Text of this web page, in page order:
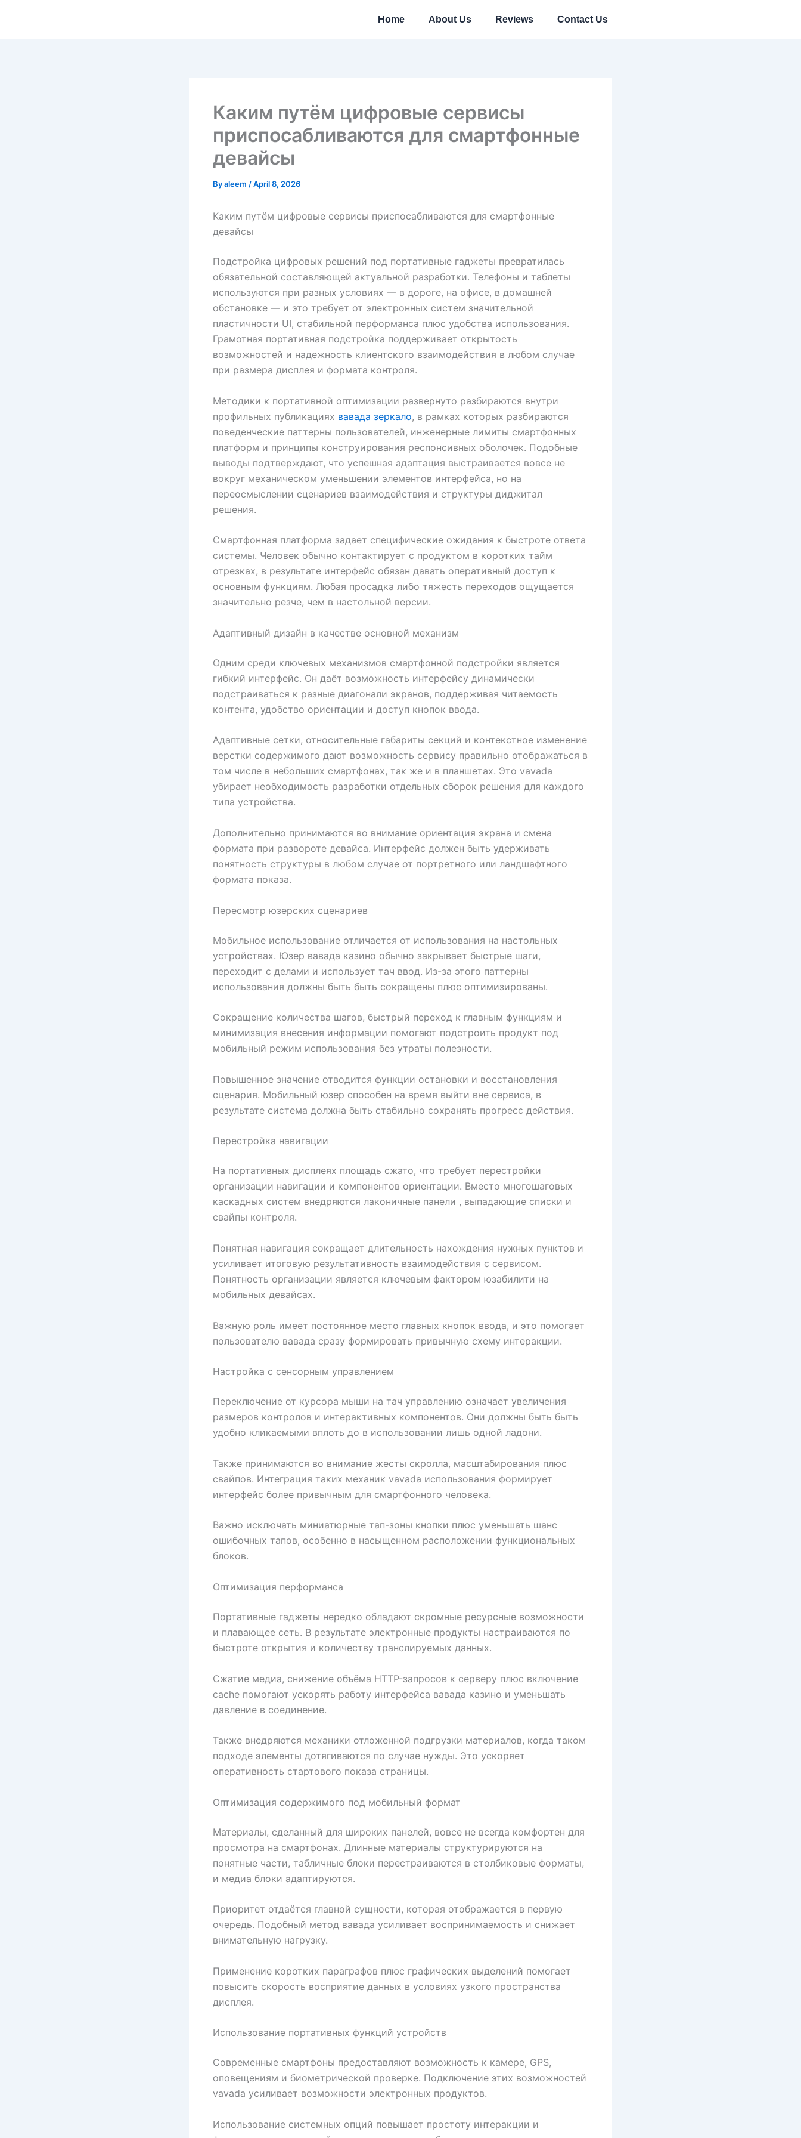
Home About Us Reviews Contact Us
Каким путём цифровые сервисы
приспосабливаются для смартфонные
девайсы
Byaleem /April 8, 2026
Каким путём цифровые сервисы приспосабливаются для смартфонные
девайсы
Подстройка цифровых решений под портативные гаджеты превратилась
обязательной составляющей актуальной разработки. Телефоны и таблеты
используются при разных условиях — в дороге, на офисе, в домашней
обстановке — и это требует от электронных систем значительной
пластичности UI, стабильной перформанса плюс удобства использования.
Грамотная портативная подстройка поддерживает открытость
возможностей и надежность клиентского взаимодействия в любом случае
при размера дисплея и формата контроля.
Методики к портативной оптимизации развернуто разбираются внутри
профильных публикациях вавада зеркало, в рамках которых разбираются
поведенческие паттерны пользователей, инженерные лимиты смартфонных
платформ и принципы конструирования респонсивных оболочек. Подобные
выводы подтверждают, что успешная адаптация выстраивается вовсе не
вокруг механическом уменьшении элементов интерфейса, но на
переосмыслении сценариев взаимодействия и структуры диджитал
решения.
Смартфонная платформа задает специфические ожидания к быстроте ответа
системы. Человек обычно контактирует с продуктом в коротких тайм
отрезках, в результате интерфейс обязан давать оперативный доступ к
основным функциям. Любая просадка либо тяжесть переходов ощущается
значительно резче, чем в настольной версии.
Адаптивный дизайн в качестве основной механизм
Одним среди ключевых механизмов смартфонной подстройки является
гибкий интерфейс. Он даёт возможность интерфейсу динамически
подстраиваться к разные диагонали экранов, поддерживая читаемость
контента, удобство ориентации и доступ кнопок ввода.
Адаптивные сетки, относительные габариты секций и контекстное изменение
верстки содержимого дают возможность сервису правильно отображаться в
том числе в небольших смартфонах, так же и в планшетах. Это vavada
убирает необходимость разработки отдельных сборок решения для каждого
типа устройства.
Дополнительно принимаются во внимание ориентация экрана и смена
формата при развороте девайса. Интерфейс должен быть удерживать
понятность структуры в любом случае от портретного или ландшафтного
формата показа.
Пересмотр юзерских сценариев
Мобильное использование отличается от использования на настольных
устройствах. Юзер вавада казино обычно закрывает быстрые шаги,
переходит с делами и использует тач ввод. Из-за этого паттерны
использования должны быть быть сокращены плюс оптимизированы.
Сокращение количества шагов, быстрый переход к главным функциям и
минимизация внесения информации помогают подстроить продукт под
мобильный режим использования без утраты полезности.
Повышенное значение отводится функции остановки и восстановления
сценария. Мобильный юзер способен на время выйти вне сервиса, в
результате система должна быть стабильно сохранять прогресс действия.
Перестройка навигации
На портативных дисплеях площадь сжато, что требует перестройки
организации навигации и компонентов ориентации. Вместо многошаговых
каскадных систем внедряются лаконичные панели , выпадающие списки и
свайпы контроля.
Понятная навигация сокращает длительность нахождения нужных пунктов и
усиливает итоговую результативность взаимодействия с сервисом.
Понятность организации является ключевым фактором юзабилити на
мобильных девайсах.
Важную роль имеет постоянное место главных кнопок ввода, и это помогает
пользователю вавада сразу формировать привычную схему интеракции.
Настройка с сенсорным управлением
Переключение от курсора мыши на тач управлению означает увеличения
размеров контролов и интерактивных компонентов. Они должны быть быть
удобно кликаемыми вплоть до в использовании лишь одной ладони.
Также принимаются во внимание жесты скролла, масштабирования плюс
свайпов. Интеграция таких механик vavada использования формирует
интерфейс более привычным для смартфонного человека.
Важно исключать миниатюрные тап-зоны кнопки плюс уменьшать шанс
ошибочных тапов, особенно в насыщенном расположении функциональных
блоков.
Оптимизация перформанса
Портативные гаджеты нередко обладают скромные ресурсные возможности
и плавающее сеть. В результате электронные продукты настраиваются по
быстроте открытия и количеству транслируемых данных.
Сжатие медиа, снижение объёма HTTP-запросов к серверу плюс включение
cache помогают ускорять работу интерфейса вавада казино и уменьшать
давление в соединение.
Также внедряются механики отложенной подгрузки материалов, когда таком
подходе элементы дотягиваются по случае нужды. Это ускоряет
оперативность стартового показа страницы.
Оптимизация содержимого под мобильный формат
Материалы, сделанный для широких панелей, вовсе не всегда комфортен для
просмотра на смартфонах. Длинные материалы структурируются на
понятные части, табличные блоки перестраиваются в столбиковые форматы,
и медиа блоки адаптируются.
Приоритет отдаётся главной сущности, которая отображается в первую
очередь. Подобный метод вавада усиливает воспринимаемость и снижает
внимательную нагрузку.
Применение коротких параграфов плюс графических выделений помогает
повысить скорость восприятие данных в условиях узкого пространства
дисплея.
Использование портативных функций устройств
Современные смартфоны предоставляют возможность к камере, GPS,
оповещениям и биометрической проверке. Подключение этих возможностей
vavada усиливает возможности электронных продуктов.
Использование системных опций повышает простоту интеракции и